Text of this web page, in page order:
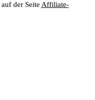
der Seite Affiliate-